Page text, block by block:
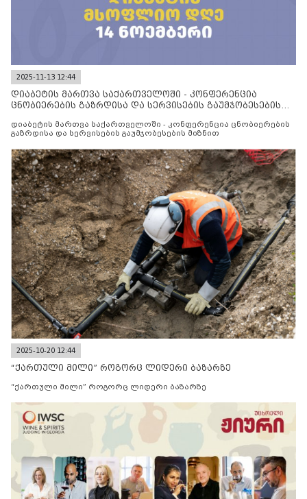
2025-11-13 12:44
დიაბეტის მართვა საქართველოში - კონფერენცია
ცნობიერების გაზრდისა და სერვისების გაუმჯობესების
დიაბეტის მართვა საქართველოში - კონფერენცია ცნობიერების
გაზრდისა და სერვისების გაუმჯობესების მიზნით
2025-10-20 12:44
“ქართული მილი” როგორც ლიდერი ბაზარზე
“ქართული მილი” როგორც ლიდერი ბაზარზე